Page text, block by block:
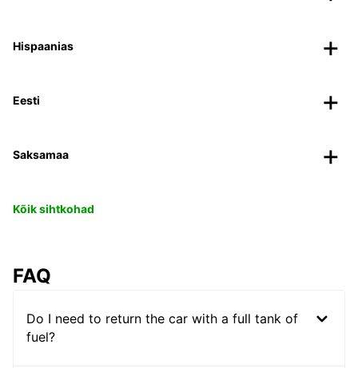
Hispaanias
Eesti
Saksamaa
Kõik sihtkohad
FAQ
Do I need to return the car with a full tank of
fuel?